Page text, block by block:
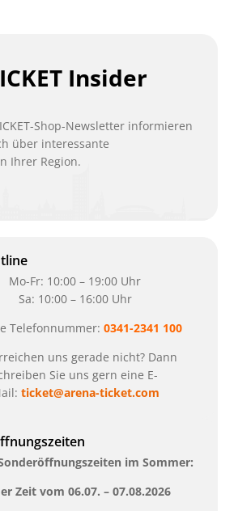
Insider
Shop-Newsletter informieren
über interessante
Ihrer Region.
Mo-Fr: 10:00 – 19:00 Uhr
Sa: 10:00 – 16:00 Uhr
Telefonnummer: 0341-2341 100
uns gerade nicht? Dann
Sie uns gern eine E-
ticket@arena-ticket.com
im Sommer:
Zeit vom 06.07. – 07.08.2026